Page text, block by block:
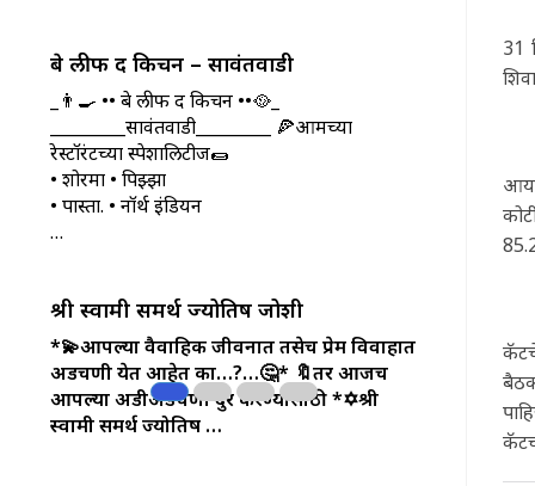
31
कॅटचे
बे लीफ द किचन – सावंतवाडी
_👨‍🍳 •• बे लीफ द किचन ••🥘_
_________सावंतवाडी_________ 🍕आमच्या
रेस्टॉरंटच्या स्पेशालिटीज🌯
• शोरमा • पिझ्झा
• पास्ता. • नॉर्थ इंडियन
…
श्री स्वामी समर्थ ज्योतिष जोशी
*💫आपल्या वैवाहिक जीवनात तसेच प्रेम विवाहात
अडचणी येत आहेत का…?…🤔* 🔖तर आजच
आपल्या अडीअडचणी दुर करण्यासाठी *✡️श्री
स्वामी समर्थ ज्योतिष …